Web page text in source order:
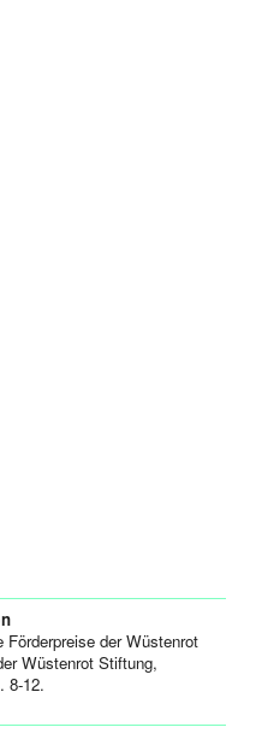
Förderpreise der Wüstenrot
Wüstenrot Stiftung,
8-12.